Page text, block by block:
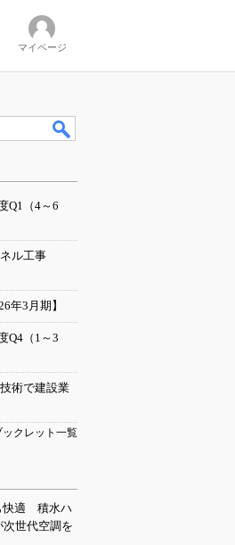
マイページ
Q1（4～6
ル工事
年3月期】
Q4（1～3
術で建設業
クレット一覧
快適 積水ハ
世代空調を